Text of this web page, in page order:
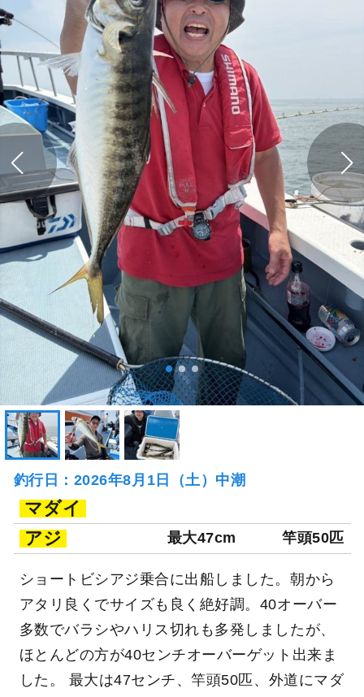
釣行日：2026年8月1日（土）中潮
マダイ
アジ
最大47cm 竿頭50匹
ショートビシアジ乗合に出船しました。朝から
アタリ良くでサイズも良く絶好調。40オーバー
多数でバラシやハリス切れも多発しましたが、
ほとんどの方が40センチオーバーゲット出来ま
した。 最大は47センチ、竿頭50匹、外道にマダ